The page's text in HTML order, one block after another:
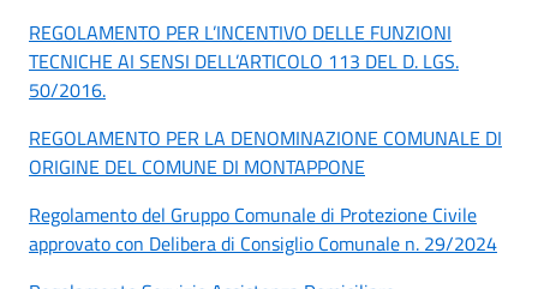
REGOLAMENTO PER L’INCENTIVO DELLE FUNZIONI
TECNICHE AI SENSI DELL’ARTICOLO 113 DEL D. LGS.
50/2016.
REGOLAMENTO PER LA DENOMINAZIONE COMUNALE DI
ORIGINE DEL COMUNE DI MONTAPPONE
Regolamento del Gruppo Comunale di Protezione Civile
approvato con Delibera di Consiglio Comunale n. 29/2024